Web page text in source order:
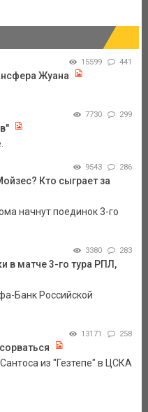
15599 441
Жуана
7730 299
9543 286
Кто сыграет за
начнут поединок 3-го
3380 283
в матче 3-го тура РПЛ,
Банк Российской
13171 258
из "Гезтепе" в ЦСКА